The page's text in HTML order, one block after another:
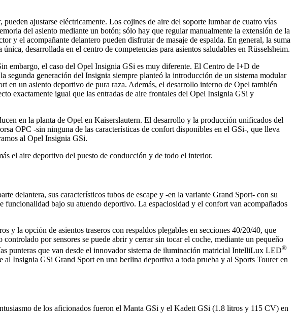
ajustarse eléctricamente. Los cojines de aire del soporte lumbar de cuatro vías
del asiento mediante un botón; sólo hay que regular manualmente la extensión de la
y el acompañante delantero pueden disfrutar de masaje de espalda. En general, la suma
desarrollada en el centro de competencias para asientos saludables en Rüsselsheim.
embargo, el caso del Opel Insignia GSi es muy diferente. El Centro de I+D de
segunda generación del Insignia siempre planteó la introducción de un sistema modular
en un asiento deportivo de pura raza. Además, el desarrollo interno de Opel también
exactamente igual que las entradas de aire frontales del Opel Insignia GSi y
en la planta de Opel en Kaiserslautern. El desarrollo y la producción unificados del
OPC -sin ninguna de las características de confort disponibles en el GSi-, que lleva
al Opel Insignia GSi.
el aire deportivo del puesto de conducción y de todo el interior.
delantera, sus característicos tubos de escape y -en la variante Grand Sport- con su
funcionalidad bajo su atuendo deportivo. La espaciosidad y el confort van acompañados
la opción de asientos traseros con respaldos plegables en secciones 40/20/40, que
por sensores se puede abrir y cerrar sin tocar el coche, mediante un pequeño
punteras que van desde el innovador sistema de iluminación matricial IntelliLux LED®
Insignia GSi Grand Sport en una berlina deportiva a toda prueba y al Sports Tourer en
de los aficionados fueron el Manta GSi y el Kadett GSi (1.8 litros y 115 CV) en